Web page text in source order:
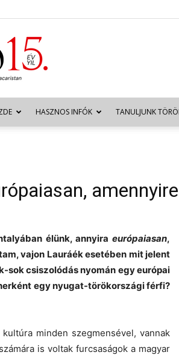
HASZNOS INFÓK TANULJUNK
élünk, annyira európaiasan,
vajon Lauráék esetében mit jelent
sok csiszolódás nyomán egy európai
egy nyugat-törökországi férfi?
minden szegmensével, vannak
is voltak furcsaságok a magyar